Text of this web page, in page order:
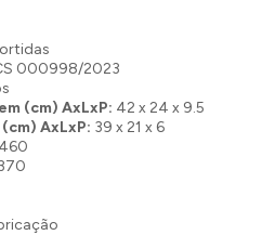
000998/2023
(cm) AxLxP: 42 x 24 x 9.5
AxLxP: 39 x 21 x 6